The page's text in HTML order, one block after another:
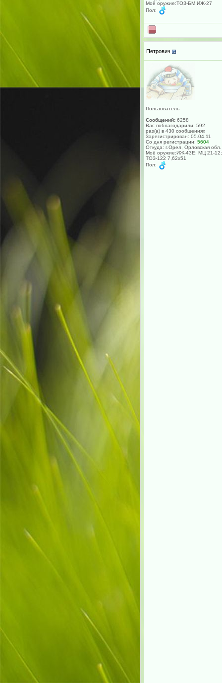
Моё оружие:ТОЗ-БМ ИЖ-27
Пол:
Петрович
Пользователь
Сообщений: 6258
Вас поблагодарили: 592
раз(а) в 430 сообщениях
Зарегистрирован: 05.04.11
Со дня регистрации: 5604
Откуда: г.Орел, Орловская
Моё оружие:ИЖ-43Е; МЦ 21-12;
ТОЗ-122 7,62х51
Пол: